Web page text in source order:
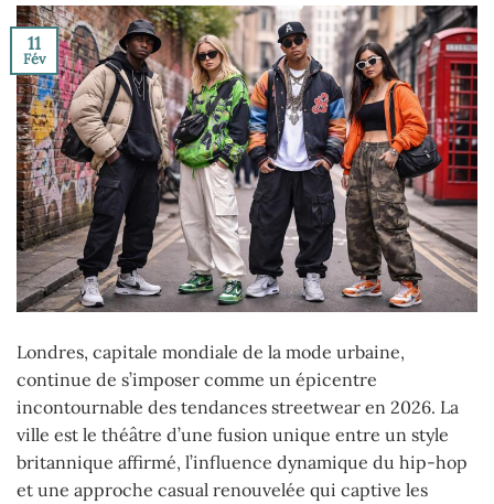
11
Fév
Londres, capitale mondiale de la mode urbaine,
continue de s’imposer comme un épicentre
incontournable des tendances streetwear en 2026. La
ville est le théâtre d’une fusion unique entre un style
britannique affirmé, l’influence dynamique du hip-hop
et une approche casual renouvelée qui captive les